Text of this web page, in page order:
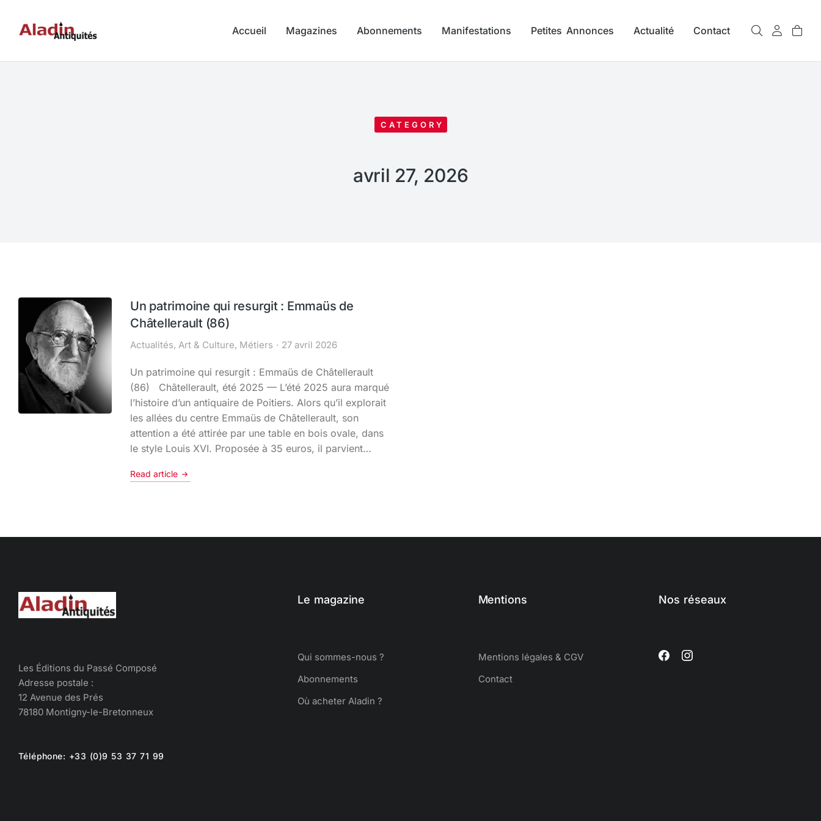
Accueil Magazines Abonnements Manifestations Petites Annonces Actualité Contact
CATEGORY
avril 27, 2026
Un patrimoine qui resurgit : Emmaüs de
Châtellerault (86)
Actualités, Art & Culture, Métiers 27 avril 2026
Un patrimoine qui resurgit : Emmaüs de Châtellerault
(86) Châtellerault, été 2025 — L’été 2025 aura marqué
l’histoire d’un antiquaire de Poitiers. Alors qu’il explorait
les allées du centre Emmaüs de Châtellerault, son
attention a été attirée par une table en bois ovale, dans
le style Louis XVI. Proposée à 35 euros, il parvient…
Read article
Les Éditions du Passé Composé
Adresse postale :
12 Avenue des Prés
78180 Montigny-le-Bretonneux
Téléphone: +33 (0)9 53 37 71 99
Le magazine
Qui sommes-nous ?
Abonnements
Où acheter Aladin ?
Mentions
Mentions légales & CGV
Contact
Nos réseaux